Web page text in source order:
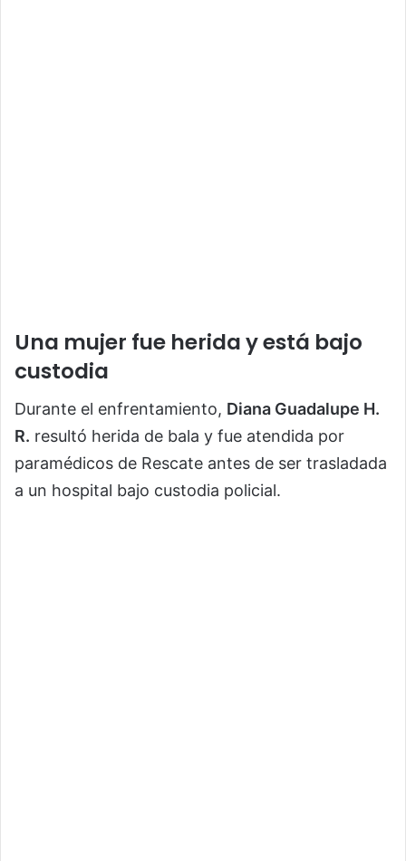
Una mujer fue herida y está bajo
custodia
Durante el enfrentamiento, Diana Guadalupe H.
R. resultó herida de bala y fue atendida por
paramédicos de Rescate antes de ser trasladada
a un hospital bajo custodia policial.